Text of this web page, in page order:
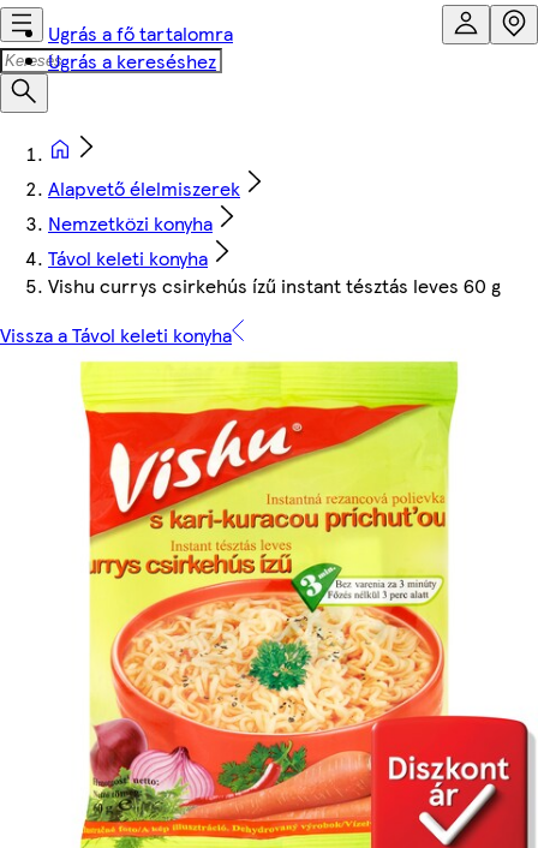
Ugrás a fő tartalomra
Ugrás a kereséshez
Alapvető élelmiszerek
Nemzetközi konyha
Távol keleti konyha
Vishu currys csirkehús ízű instant tésztás leves 60 g
Vissza a Távol keleti konyha